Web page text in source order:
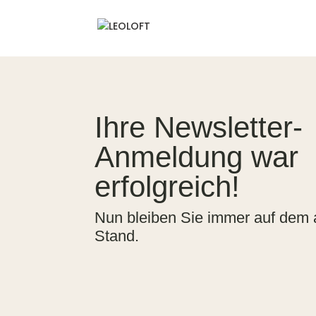
Ihre Newsletter-
Anmeldung war
erfolgreich!
Nun bleiben Sie immer auf dem
Stand.